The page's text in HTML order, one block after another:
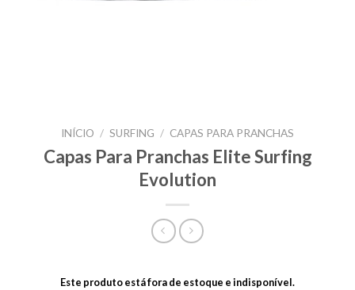
INÍCIO / SURFING / CAPAS PARA PRANCHAS
Capas Para Pranchas Elite Surfing
Evolution
Este produto está fora de estoque e indisponível.